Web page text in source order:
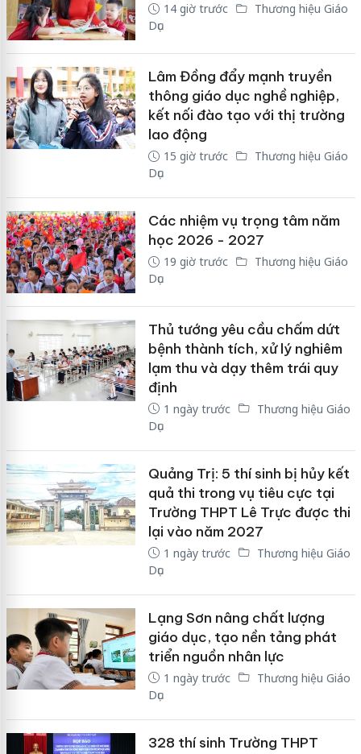
14 giờ trước
Thương hiệu Giáo
Dục
Lâm Đồng đẩy mạnh truyền
thông giáo dục nghề nghiệp,
kết nối đào tạo với thị trường
lao động
15 giờ trước
Thương hiệu Giáo
Dục
Các nhiệm vụ trọng tâm năm
học 2026 - 2027
19 giờ trước
Thương hiệu Giáo
Dục
Thủ tướng yêu cầu chấm dứt
bệnh thành tích, xử lý nghiêm
lạm thu và dạy thêm trái quy
định
1 ngày trước
Thương hiệu Giáo
Dục
Quảng Trị: 5 thí sinh bị hủy kết
quả thi trong vụ tiêu cực tại
Trường THPT Lê Trực được thi
lại vào năm 2027
1 ngày trước
Thương hiệu Giáo
Dục
Lạng Sơn nâng chất lượng
giáo dục, tạo nền tảng phát
triển nguồn nhân lực
1 ngày trước
Thương hiệu Giáo
Dục
328 thí sinh Trường THPT